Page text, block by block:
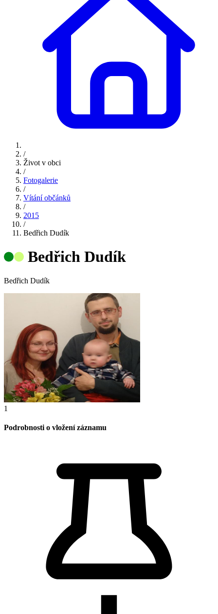
/
Život v obci
/
Fotogalerie
/
Vítání občánků
/
2015
/
Bedřich Dudík
Bedřich Dudík
Bedřich Dudík
1
Podrobnosti o vložení záznamu